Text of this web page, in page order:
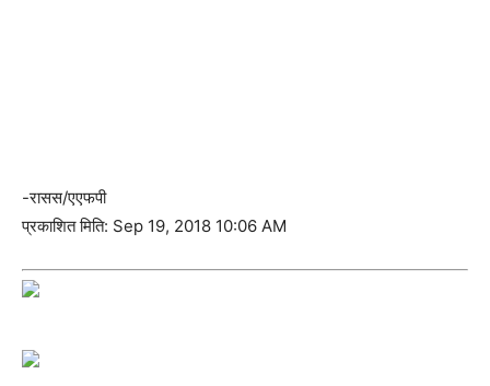
-रासस/एएफपी
प्रकाशित मिति: Sep 19, 2018 10:06 AM